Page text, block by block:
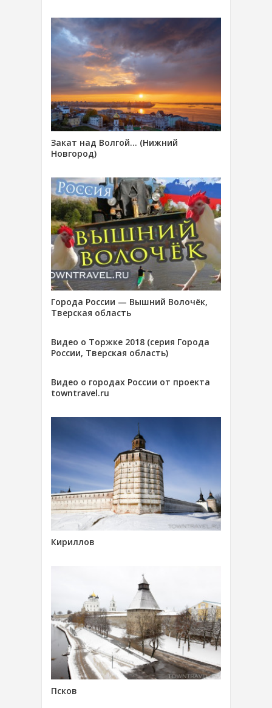
Закат над Волгой… (Нижний
Новгород)
Города России — Вышний Волочёк,
Тверская область
Видео о Торжке 2018 (серия Города
России, Тверская область)
Видео о городах России от проекта
towntravel.ru
Кириллов
Псков